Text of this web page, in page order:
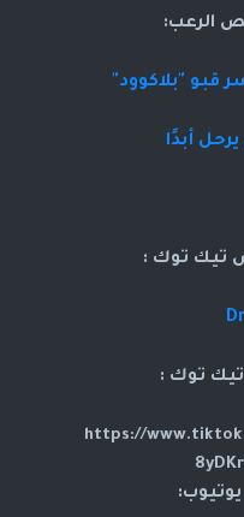
الرعب:
قبو "بلاكوود"
أبدًا
تيك توك :
توك :
https://